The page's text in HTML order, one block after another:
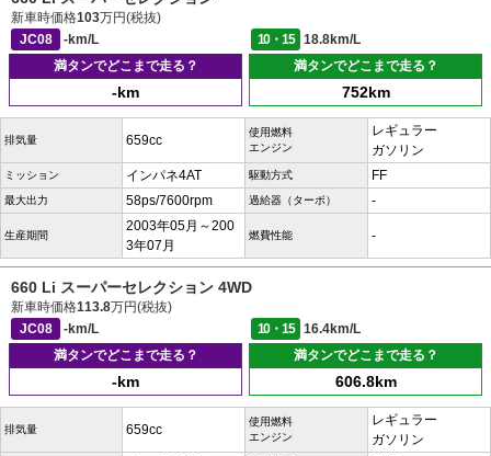
新車時価格103万円(税抜)
JC08
-km/L 10・15
18.8km/L
満タンでどこまで走る？
-km
満タンでどこまで走る？
752km
排気量 659cc
使用燃料
エンジン
レギュラー
ガソリン
ミッション インパネ4AT 駆動方式 FF
最大出力 58ps/7600rpm 過給器（ターボ） -
生産期間
2003年05月～200
3年07月
燃費性能 -
660 Li スーパーセレクション 4WD
新車時価格113.8万円(税抜)
JC08
-km/L 10・15
16.4km/L
満タンでどこまで走る？
-km
満タンでどこまで走る？
606.8km
排気量 659cc
使用燃料
エンジン
レギュラー
ガソリン